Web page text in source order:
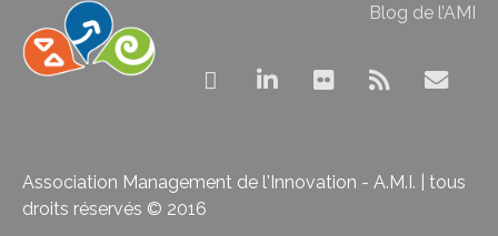
Blog de l’AMI
Association Management de l'Innovation - A.M.I. | tous
droits réservés © 2016